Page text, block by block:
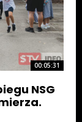
00:05:31
NSG